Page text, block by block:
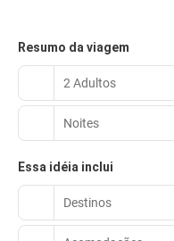
Resumo da viagem
2 Adultos
Noites
Essa idéia inclui
Destinos